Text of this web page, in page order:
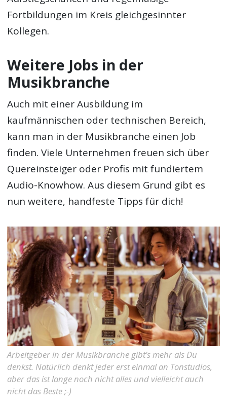
Fortbildungen im Kreis gleichgesinnter
Kollegen.
Weitere Jobs in der
Musikbranche
Auch mit einer Ausbildung im
kaufmännischen oder technischen Bereich,
kann man in der Musikbranche einen Job
finden. Viele Unternehmen freuen sich über
Quereinsteiger oder Profis mit fundiertem
Audio-Knowhow. Aus diesem Grund gibt es
nun weitere, handfeste Tipps für dich!
Arbeitgeber in der Musikbranche gibt’s mehr als Du
denkst. Natürlich denkt jeder erst einmal an Tonstudios,
aber das ist lange noch nicht alles und vielleicht auch
nicht das Beste ;-)